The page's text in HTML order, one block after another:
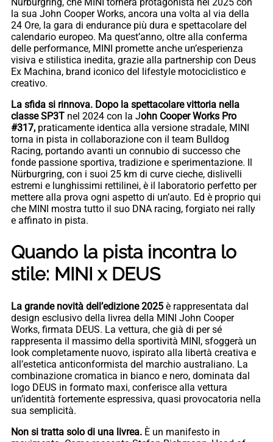
la sua John Cooper Works, ancora una volta al via della
24 Ore, la gara di endurance più dura e spettacolare del
calendario europeo. Ma quest’anno, oltre alla conferma
delle performance, MINI promette anche un’esperienza
visiva e stilistica inedita, grazie alla partnership con Deus
Ex Machina, brand iconico del lifestyle motociclistico e
creativo.
La sfida si rinnova. Dopo la spettacolare vittoria nella
classe SP3T nel 2024 con la John Cooper Works Pro
#317, praticamente identica alla versione stradale, MINI
torna in pista in collaborazione con il team Bulldog
Racing, portando avanti un connubio di successo che
fonde passione sportiva, tradizione e sperimentazione. Il
Nürburgring, con i suoi 25 km di curve cieche, dislivelli
estremi e lunghissimi rettilinei, è il laboratorio perfetto per
mettere alla prova ogni aspetto di un’auto. Ed è proprio qui
che MINI mostra tutto il suo DNA racing, forgiato nei rally
e affinato in pista.
Quando la pista incontra lo
stile: MINI x DEUS
La grande novità dell’edizione 2025 è rappresentata dal
design esclusivo della livrea della MINI John Cooper
Works, firmata DEUS. La vettura, che già di per sé
rappresenta il massimo della sportività MINI, sfoggerà un
look completamente nuovo, ispirato alla libertà creativa e
all’estetica anticonformista del marchio australiano. La
combinazione cromatica in bianco e nero, dominata dal
logo DEUS in formato maxi, conferisce alla vettura
un’identità fortemente espressiva, quasi provocatoria nella
sua semplicità.
Non si tratta solo di una livrea. È un manifesto in